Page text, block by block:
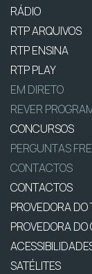
RÁDIO
RTP ARQUIVOS
RTP ENSINA
RTP PLAY
EM DIRETO
REVER
CONCURSOS
PERGUNTAS
CONTACTOS
CONTACTOS
PROVEDORA
PROVEDORA DO
SATÉLITES